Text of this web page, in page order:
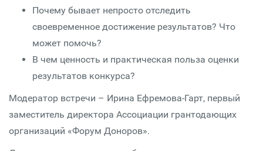
Почему бывает непросто отследить
своевременное достижение результатов? Что
может помочь?
В чем ценность и практическая польза оценки
результатов конкурса?
Модератор встречи – Ирина Ефремова-Гарт, первый
заместитель директора Ассоциации грантодающих
организаций «Форум Доноров».